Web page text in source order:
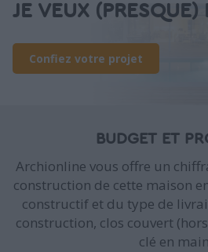
JE VEUX (PRESQUE)
Confiez votre projet
BUDGET ET
Archionline vous offre un
construction de cette maison
constructif et du type de
construction, clos couvert
clé en